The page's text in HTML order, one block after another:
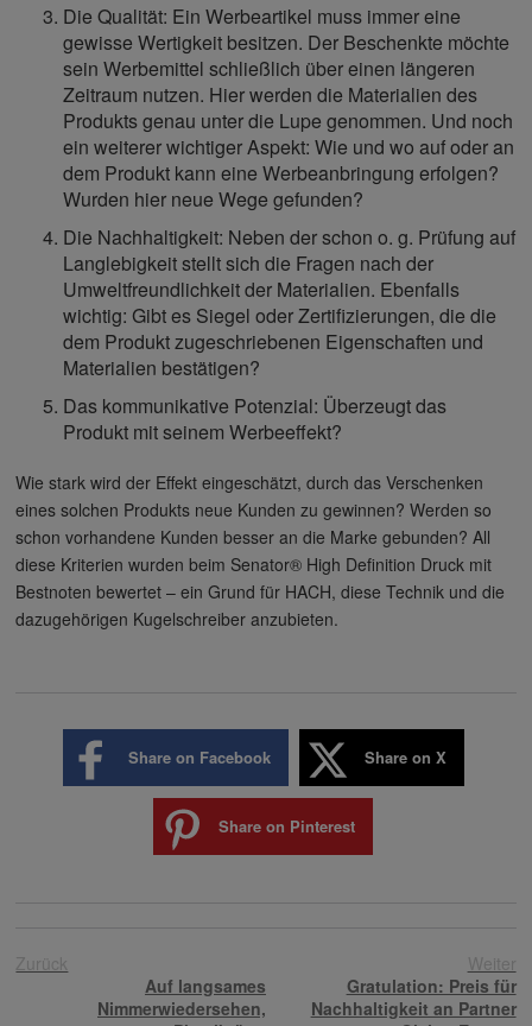
Die Qualität: Ein Werbeartikel muss immer eine
gewisse Wertigkeit besitzen. Der Beschenkte möchte
sein Werbemittel schließlich über einen längeren
Zeitraum nutzen. Hier werden die Materialien des
Produkts genau unter die Lupe genommen. Und noch
ein weiterer wichtiger Aspekt: Wie und wo auf oder an
dem Produkt kann eine Werbeanbringung erfolgen?
Wurden hier neue Wege gefunden?
Die Nachhaltigkeit: Neben der schon o. g. Prüfung auf
Langlebigkeit stellt sich die Fragen nach der
Umweltfreundlichkeit der Materialien. Ebenfalls
wichtig: Gibt es Siegel oder Zertifizierungen, die die
dem Produkt zugeschriebenen Eigenschaften und
Materialien bestätigen?
Das kommunikative Potenzial: Überzeugt das
Produkt mit seinem Werbeeffekt?
Wie stark wird der Effekt eingeschätzt, durch das Verschenken
eines solchen Produkts neue Kunden zu gewinnen? Werden so
schon vorhandene Kunden besser an die Marke gebunden? All
diese Kriterien wurden beim Senator® High Definition Druck mit
Bestnoten bewertet – ein Grund für HACH, diese Technik und die
dazugehörigen Kugelschreiber anzubieten.
Share on Facebook Share on X
Share on Pinterest
Zurück
Auf langsames
Nimmerwiedersehen,
Weiter
Gratulation: Preis für
Nachhaltigkeit an Partner